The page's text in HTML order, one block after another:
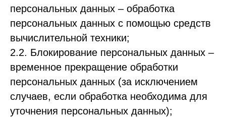
персональных данных – обработка
персональных данных с помощью средств
вычислительной техники;
2.2. Блокирование персональных данных –
временное прекращение обработки
персональных данных (за исключением
случаев, если обработка необходима для
уточнения персональных данных);